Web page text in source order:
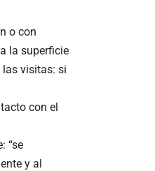
o con
la superficie
visitas: si
con el
“se
y al